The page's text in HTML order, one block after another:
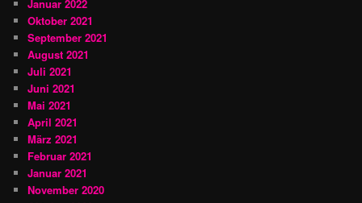
Januar 2022
Oktober 2021
September 2021
August 2021
Juli 2021
Juni 2021
Mai 2021
April 2021
März 2021
Februar 2021
Januar 2021
November 2020